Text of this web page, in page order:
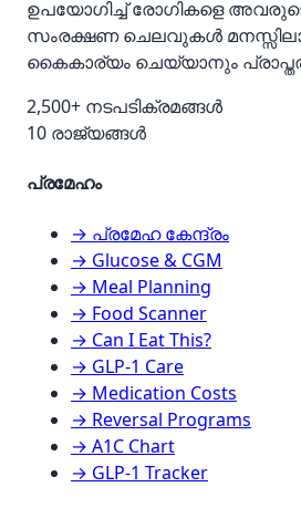
ഉപയോഗിച്ച് രോഗികളെ
സംരക്ഷണ ചെലവുകൾ
കൈകാര്യം ചെയ്യാനും
2,500+ നടപടിക്രമങ്ങൾ
10 രാജ്യങ്ങൾ
പ്രമേഹം
→ പ്രമേഹ കേന്ദ്രം
→ Glucose & CGM
→ Meal Planning
→ Food Scanner
→ Can I Eat This?
→ GLP-1 Care
→ Medication Costs
→ Reversal Programs
→ A1C Chart
→ GLP-1 Tracker